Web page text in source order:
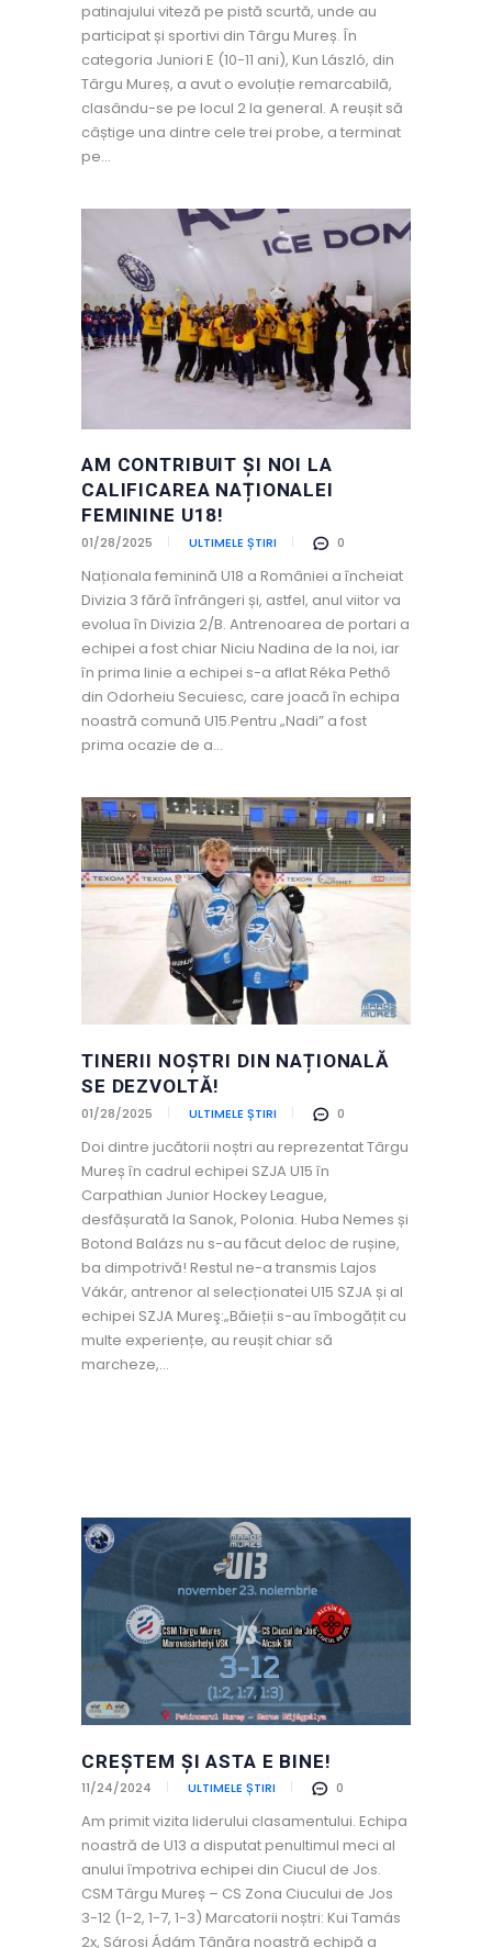
patinajului viteză pe pistă scurtă, unde au
participat și sportivi din Târgu Mureș. În
categoria Juniori E (10-11 ani), Kun László, din
Târgu Mureș, a avut o evoluție remarcabilă,
clasându-se pe locul 2 la general. A reușit să
câștige una dintre cele trei probe, a terminat
pe…
AM CONTRIBUIT ȘI NOI LA
CALIFICAREA NAȚIONALEI
FEMININE U18!
01/28/2025 ULTIMELE ȘTIRI 0
Naționala feminină U18 a României a încheiat
Divizia 3 fără înfrângeri și, astfel, anul viitor va
evolua în Divizia 2/B. Antrenoarea de portari a
echipei a fost chiar Niciu Nadina de la noi, iar
în prima linie a echipei s-a aflat Réka Pethő
din Odorheiu Secuiesc, care joacă în echipa
noastră comună U15.Pentru „Nadi” a fost
prima ocazie de a…
TINERII NOȘTRI DIN NAȚIONALĂ
SE DEZVOLTĂ!
01/28/2025 ULTIMELE ȘTIRI 0
Doi dintre jucătorii noștri au reprezentat Târgu
Mureș în cadrul echipei SZJA U15 în
Carpathian Junior Hockey League,
desfășurată la Sanok, Polonia. Huba Nemes și
Botond Balázs nu s-au făcut deloc de rușine,
ba dimpotrivă! Restul ne-a transmis Lajos
Vákár, antrenor al selecționatei U15 SZJA și al
echipei SZJA Mureş:„Băieții s-au îmbogățit cu
multe experiențe, au reușit chiar să
marcheze,…
CREŞTEM ȘI ASTA E BINE!
11/24/2024 ULTIMELE ȘTIRI 0
Am primit vizita liderului clasamentului. Echipa
noastră de U13 a disputat penultimul meci al
anului împotriva echipei din Ciucul de Jos.
CSM Târgu Mureș – CS Zona Ciucului de Jos
3-12 (1-2, 1-7, 1-3) Marcatorii noștri: Kui Tamás
2x, Sárosi Ádám Tânăra noastră echipă a